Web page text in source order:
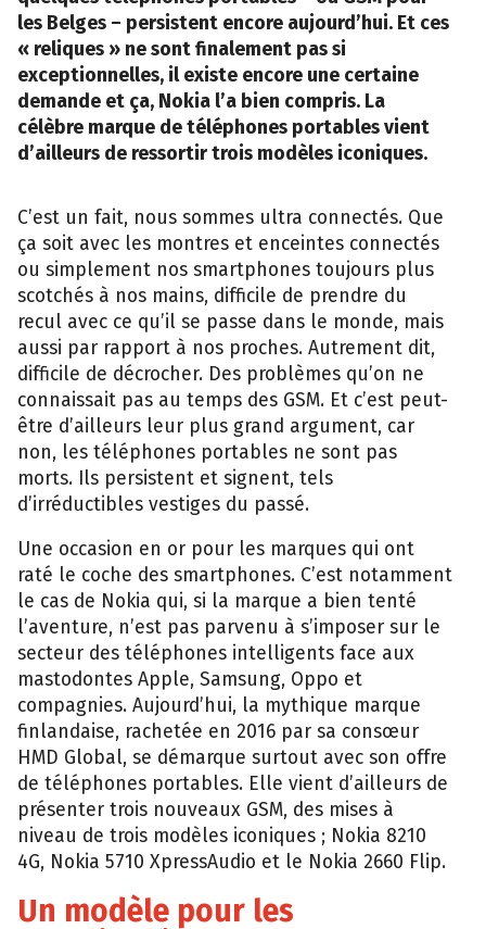
les Belges – persistent encore aujourd’hui. Et ces
« reliques » ne sont finalement pas si
exceptionnelles, il existe encore une certaine
demande et ça, Nokia l’a bien compris. La
célèbre marque de téléphones portables vient
d’ailleurs de ressortir trois modèles iconiques.
C’est un fait, nous sommes ultra connectés. Que
ça soit avec les montres et enceintes connectés
ou simplement nos smartphones toujours plus
scotchés à nos mains, difficile de prendre du
recul avec ce qu’il se passe dans le monde, mais
aussi par rapport à nos proches. Autrement dit,
difficile de décrocher. Des problèmes qu’on ne
connaissait pas au temps des GSM. Et c’est peut-
être d’ailleurs leur plus grand argument, car
non, les téléphones portables ne sont pas
morts. Ils persistent et signent, tels
d’irréductibles vestiges du passé.
Une occasion en or pour les marques qui ont
raté le coche des smartphones. C’est notamment
le cas de Nokia qui, si la marque a bien tenté
l’aventure, n’est pas parvenu à s’imposer sur le
secteur des téléphones intelligents face aux
mastodontes Apple, Samsung, Oppo et
compagnies. Aujourd’hui, la mythique marque
finlandaise, rachetée en 2016 par sa consœur
HMD Global, se démarque surtout avec son offre
de téléphones portables. Elle vient d’ailleurs de
présenter trois nouveaux GSM, des mises à
niveau de trois modèles iconiques ; Nokia 8210
4G, Nokia 5710 XpressAudio et le Nokia 2660 Flip.
Un modèle pour les